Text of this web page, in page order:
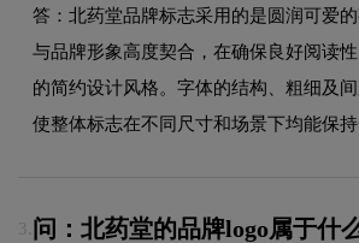
答：北药堂品牌标志采用的是圆润可爱
与品牌形象高度契合，在确保良好阅读
的简约设计风格。字体的结构、粗细及
使整体标志在不同尺寸和场景下均能保持
3. 问：北药堂的品牌logo属于什